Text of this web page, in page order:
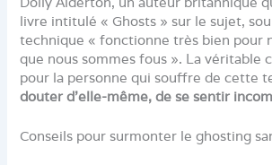
livre intitulé « Ghosts » sur le sujet,
technique « fonctionne très bien pour
que nous sommes fous ». La véritable
pour la personne qui souffre de cette
douter d’elle-même, de se sentir
Conseils pour surmonter le ghosting